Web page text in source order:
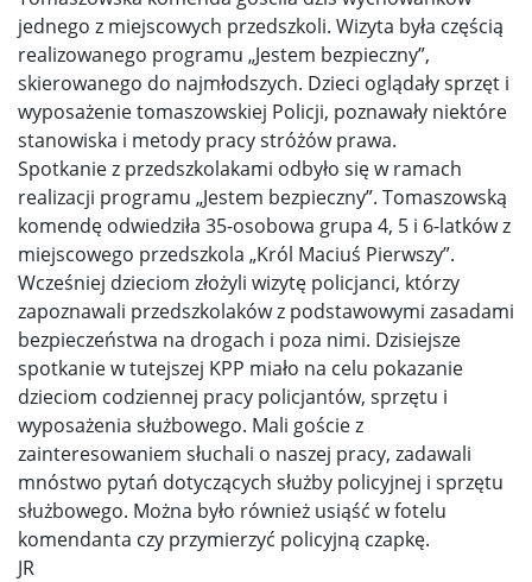
jednego z miejscowych przedszkoli. Wizyta była częścią
realizowanego programu „Jestem bezpieczny”,
skierowanego do najmłodszych. Dzieci oglądały sprzęt i
wyposażenie tomaszowskiej Policji, poznawały niektóre
stanowiska i metody pracy stróżów prawa.
Spotkanie z przedszkolakami odbyło się w ramach
realizacji programu „Jestem bezpieczny”. Tomaszowską
komendę odwiedziła 35-osobowa grupa 4, 5 i 6-latków z
miejscowego przedszkola „Król Maciuś Pierwszy”.
Wcześniej dzieciom złożyli wizytę policjanci, którzy
zapoznawali przedszkolaków z podstawowymi zasadami
bezpieczeństwa na drogach i poza nimi. Dzisiejsze
spotkanie w tutejszej KPP miało na celu pokazanie
dzieciom codziennej pracy policjantów, sprzętu i
wyposażenia służbowego. Mali goście z
zainteresowaniem słuchali o naszej pracy, zadawali
mnóstwo pytań dotyczących służby policyjnej i sprzętu
służbowego. Można było również usiąść w fotelu
komendanta czy przymierzyć policyjną czapkę.
JR